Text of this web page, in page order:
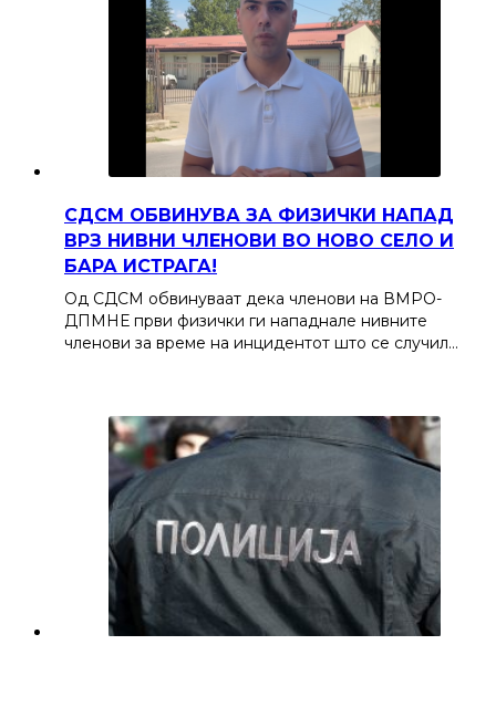
СДСМ ОБВИНУВА ЗА ФИЗИЧКИ НАПАД
ВРЗ НИВНИ ЧЛЕНОВИ ВО НОВО СЕЛО И
БАРА ИСТРАГА!
Од СДСМ обвинуваат дека членови на ВМРО-
ДПМНЕ први физички ги нападнале нивните
членови за време на инцидентот што се случил…